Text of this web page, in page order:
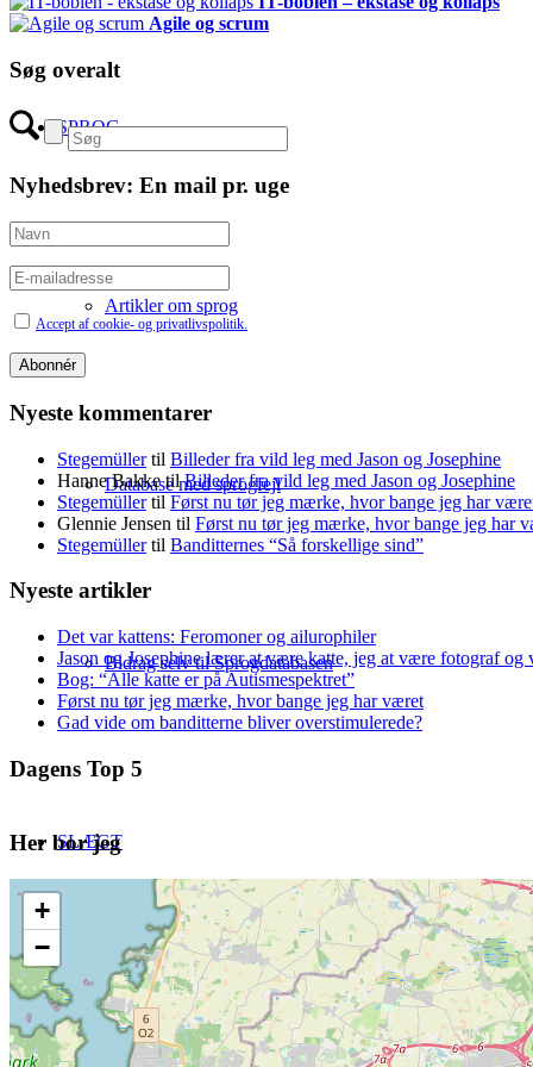
SPROG
Artikler om sprog
Database med sprogfejl
Bidrag selv til Sprogdatabasen
SLÆGT
TNG – The Next Generation of Genealogy Sitebuilding
Agile og scrum
Søg overalt
Nyhedsbrev: En mail pr. uge
Accept af cookie- og privatlivspolitik.
Nyeste kommentarer
Stegemüllertil Billeder fra vild leg med Jason og Josephine
Hanne BakketilBilleder fra vild leg med Jason og Josephine
Stegemüllertil Først nu tør jeg mærke, hvor bange jeg har
Glennie Jensen til Først nu tør jeg mærke, hvor bange jeg har
Stegemüllertil Banditternes “Så forskellige sind”
Nyeste artikler
Det var kattens: Feromoner og ailurophiler
Jason og Josephine lærer at være katte, jeg at være fotograf og
Bog: “Alle katte er på Autismespektret”
Først nu tør jeg mærke, hvor bange jeg har været
Gad vide om banditterne bliver overstimulerede?
Dagens Top 5
Her bor jeg
+
−